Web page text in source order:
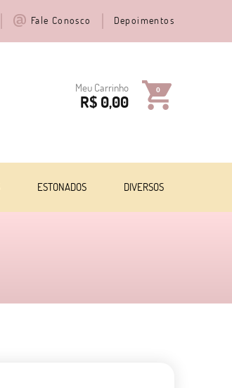
Fale Conosco Depoimentos
Meu Carrinho 0
R$ 0,00
ESTONADOS DIVERSOS